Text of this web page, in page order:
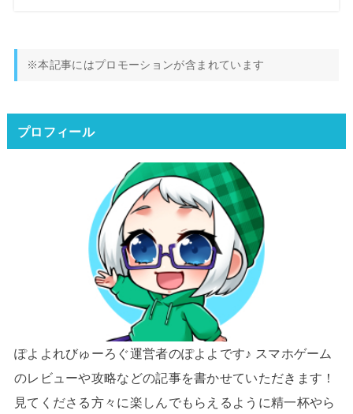
※本記事にはプロモーションが含まれています
プロフィール
ぽよよれびゅーろぐ運営者のぽよよです♪ スマホゲーム
のレビューや攻略などの記事を書かせていただきます！
見てくださる方々に楽しんでもらえるように精一杯やら